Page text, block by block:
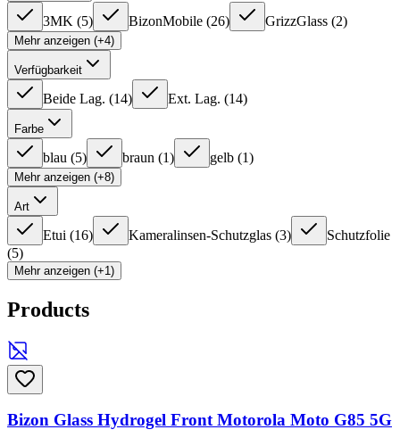
3MK (5) BizonMobile (26) GrizzGlass (2)
Mehr anzeigen (+4)
Verfügbarkeit
Beide Lag. (14) Ext. Lag. (14)
Farbe
blau (5) braun (1) gelb (1)
Mehr anzeigen (+8)
Art
Etui (16) Kameralinsen-Schutzglas (3)
Schutzfolie
(5)
Mehr anzeigen (+1)
Products
Bizon Glass Hydrogel Front Motorola Moto G85 5G